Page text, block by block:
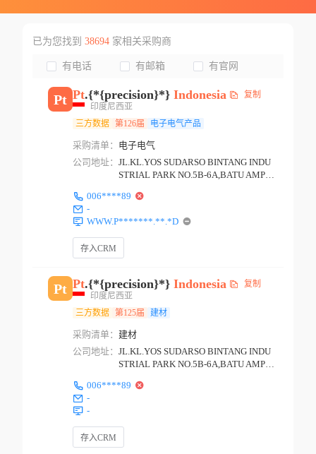
已为您找到 38694家相关采购商
有电话 有邮箱 有官网
Pt Pt.{*{precision}*} Indonesia
复制
印度尼西亚
三方数据 第126届 电子电气产品
采购清单： 电子电气
公司地址： JL.KL.YOS SUDARSO BINTANG INDU
STRIAL PARK NO.5B-6A,BATU AMPA
006****89
-
WWW.P*******.**.*D
存入CRM
Pt Pt.{*{precision}*} Indonesia
复制
印度尼西亚
三方数据 第125届 建材
采购清单： 建材
公司地址： JL.KL.YOS SUDARSO BINTANG INDU
STRIAL PARK NO.5B-6A,BATU AMPA
006****89
-
-
存入CRM